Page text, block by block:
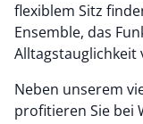
flexiblem Sitz
Ensemble, das
Alltagstauglichkeit
Neben unserem
profitieren Sie bei